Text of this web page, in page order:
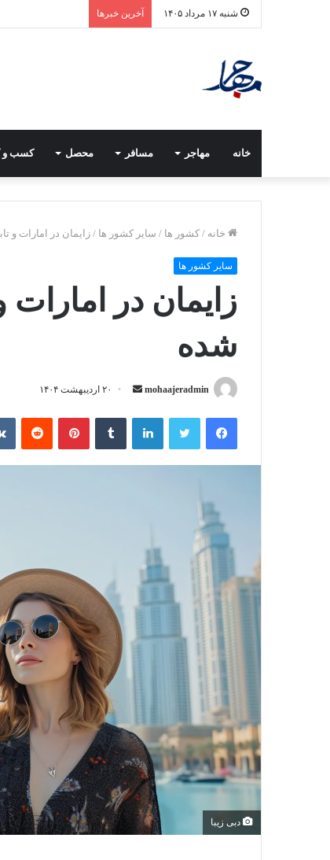
شنبه ۱۷ مرداد ۱۴۰۵ آخرین خبرها
خانه مهاجر مسافر محصل کسب و
خانه / کشور ها / سایر کشور ها /زایمان در امارات و
سایر کشور ها
زایمان در
شده
mohaajeradmin
ا
ل
۲۰ اردیبهشت ۱۴۰۴
فیسبوک لینکداین پینتریست
دبی زیبا